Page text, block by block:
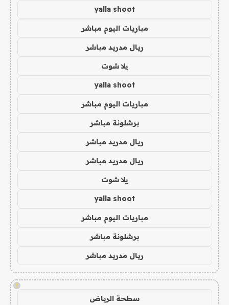
yalla shoot
مباريات اليوم مباشر
ريال مدريد مباشر
يلا شوت
yalla shoot
مباريات اليوم مباشر
برشلونة مباشر
ريال مدريد مباشر
ريال مدريد مباشر
يلا شوت
yalla shoot
مباريات اليوم مباشر
برشلونة مباشر
ريال مدريد مباشر
!
سطحة الرياض